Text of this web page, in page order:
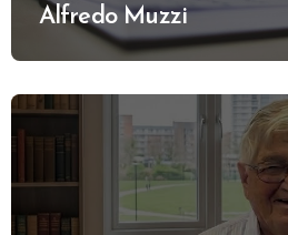
Alfredo Muzzi